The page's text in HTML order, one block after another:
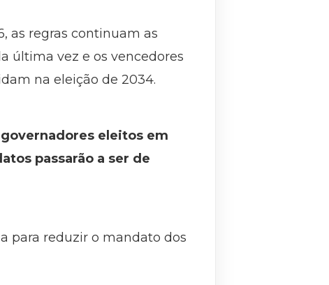
as regras continuam as
última vez e os vencedores
na eleição de 2034.
eleitos em
passarão a ser de
para reduzir o mandato dos